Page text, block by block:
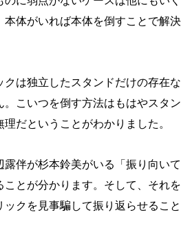
本体がいれば本体を倒すことで解決
クは独立したスタンドだけの存在な
。こいつを倒す方法はもはやスタン
理だということがわかりました。
露伴が杉本鈴美がいる「振り向いて
ことが分かります。そして、それを
クを見事騙して振り返らせること